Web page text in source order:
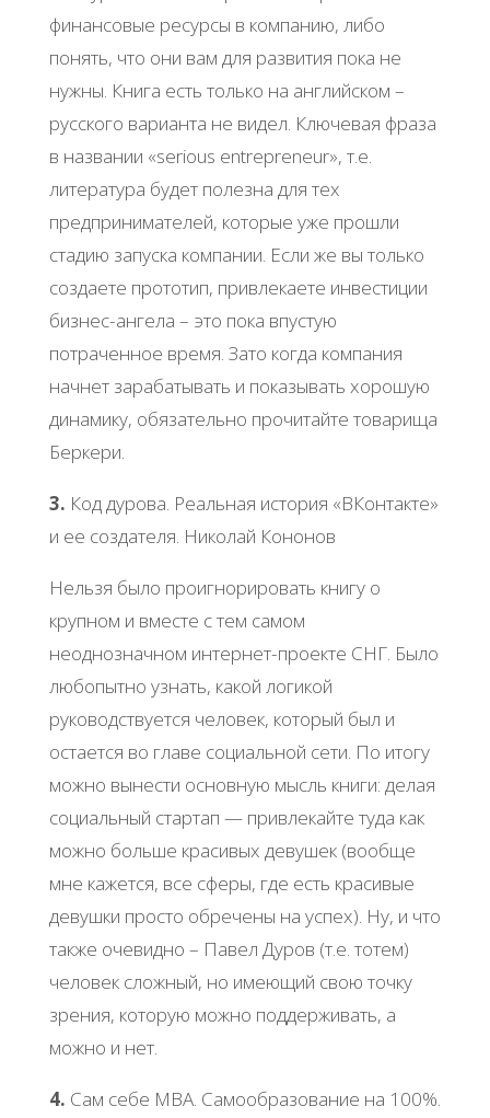
финансовые ресурсы в компанию, либо
понять, что они вам для развития пока не
нужны. Книга есть только на английском –
русского варианта не видел. Ключевая фраза
в названии «serious entrepreneur», т.е.
литература будет полезна для тех
предпринимателей, которые уже прошли
стадию запуска компании. Если же вы только
создаете прототип, привлекаете инвестиции
бизнес-ангела – это пока впустую
потраченное время. Зато когда компания
начнет зарабатывать и показывать хорошую
динамику, обязательно прочитайте товарища
Беркери.
3. Код дурова. Реальная история «ВКонтакте»
и ее создателя. Николай Кононов
Нельзя было проигнорировать книгу о
крупном и вместе с тем самом
неоднозначном интернет-проекте СНГ. Было
любопытно узнать, какой логикой
руководствуется человек, который был и
остается во главе социальной сети. По итогу
можно вынести основную мысль книги: делая
социальный стартап — привлекайте туда как
можно больше красивых девушек (вообще
мне кажется, все сферы, где есть красивые
девушки просто обречены на успех). Ну, и что
также очевидно – Павел Дуров (т.е. тотем)
человек сложный, но имеющий свою точку
зрения, которую можно поддерживать, а
можно и нет.
4. Сам себе MBA. Самообразование на 100%.